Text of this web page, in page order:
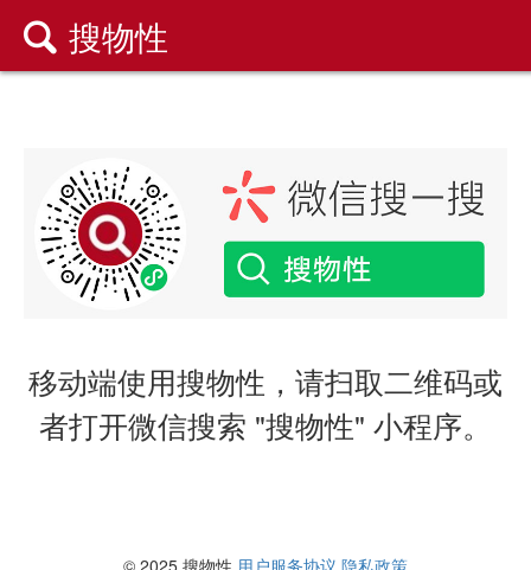
 搜物性
移动端使用搜物性，请扫取二维码或
者打开微信搜索 "搜物性" 小程序。